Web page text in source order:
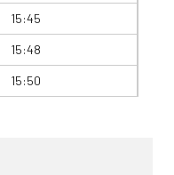
15:45
15:48
15:50